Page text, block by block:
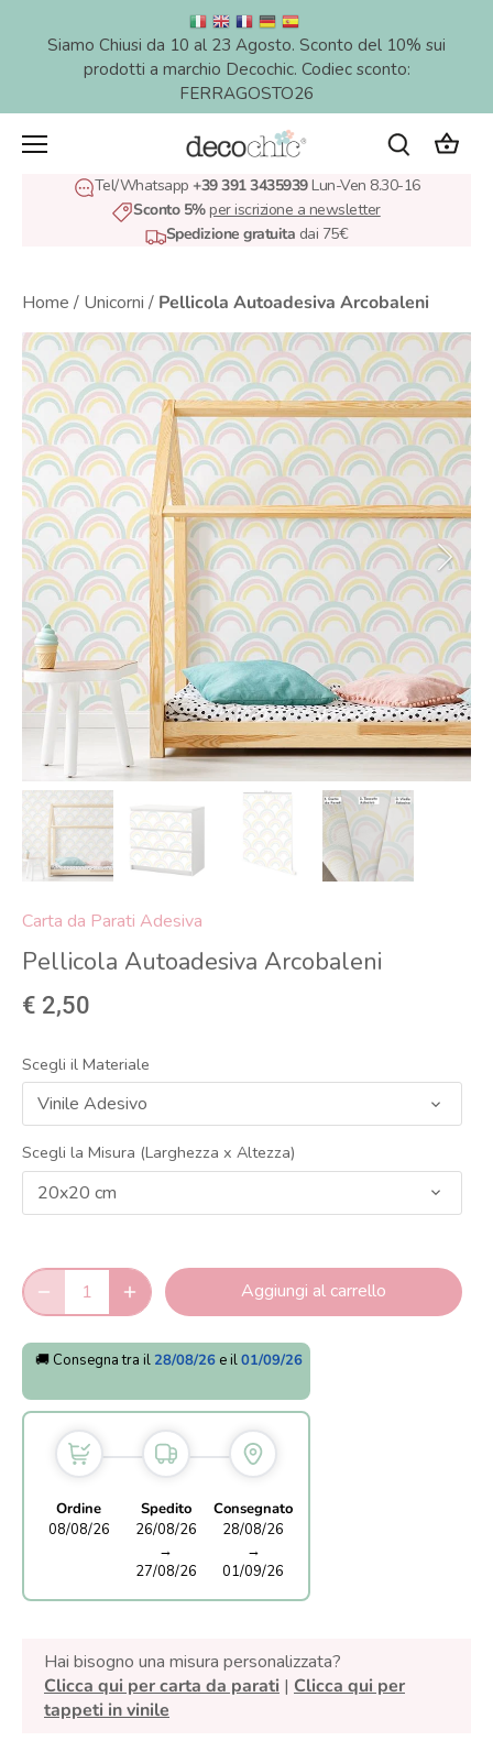
Siamo Chiusi da 10 al 23 Agosto. Sconto del 10% sui
prodotti a marchio Decochic. Codiec sconto:
FERRAGOSTO26
Tel/Whatsapp +39 391 3435939Lun-Ven 8.30-16
Sconto 5%per iscrizione a newsletter
Spedizione gratuita dai 75€
Home / Unicorni / Pellicola Autoadesiva Arcobaleni
Carta da Parati Adesiva
Pellicola Autoadesiva Arcobaleni
€ 2,50
Scegli il Materiale
Vinile Adesivo
Scegli la Misura (Larghezza x Altezza)
20x20 cm
Aggiungi al carrello
🚚 Consegna tra il 28/08/26 e il01/09/26
Ordine
08/08/26
Spedito
26/08/26
→
27/08/26
Consegnato
28/08/26
→
01/09/26
Hai bisogno una misura personalizzata?
Clicca qui per carta da parati | Clicca qui per
tappeti in vinile